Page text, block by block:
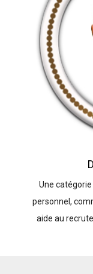
Une
personnel,
aide au